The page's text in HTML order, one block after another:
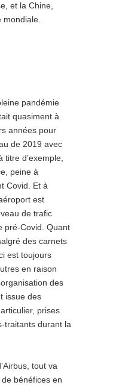
et la Chine,
pandémie
quasiment à
années pour
de 2019 avec
d’exemple,
peine à
Covid. Et à
est
de trafic
pré-Covid. Quant
des carnets
est toujours
en raison
des
issue des
prises
traitants durant la
tout va
bénéfices en